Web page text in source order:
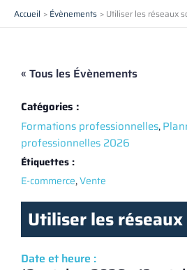
AllerAccueil Évènements Utiliser les réseaux
« Tous les Évènements
Catégories :
Formations professionnelles,
professionnelles 2026
Étiquettes :
E-commerce,Vente
Utiliser les
Date et heure :